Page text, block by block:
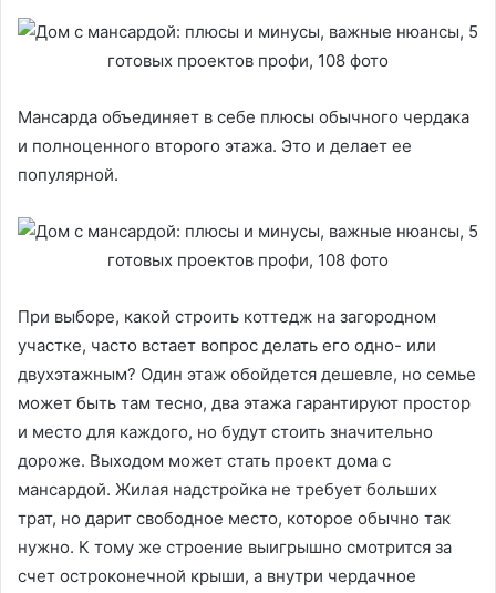
Мансарда объединяет в себе плюсы обычного чердака
и полноценного второго этажа. Это и делает ее
популярной.
При выборе, какой строить коттедж на загородном
участке, часто встает вопрос делать его одно- или
двухэтажным? Один этаж обойдется дешевле, но семье
может быть там тесно, два этажа гарантируют простор
и место для каждого, но будут стоить значительно
дороже. Выходом может стать проект дома с
мансардой. Жилая надстройка не требует больших
трат, но дарит свободное место, которое обычно так
нужно. К тому же строение выигрышно смотрится за
счет остроконечной крыши, а внутри чердачное